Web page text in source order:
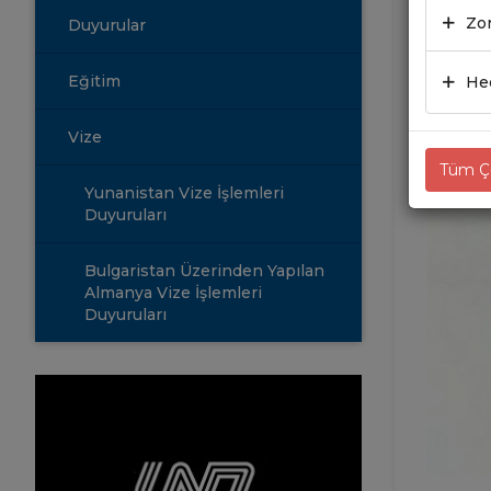
Duyurular
Eğitim
Vize
Yunanistan Vize İşlemleri
Duyuruları
Bulgaristan Üzerinden Yapılan
Almanya Vize İşlemleri
Duyuruları
Tüm